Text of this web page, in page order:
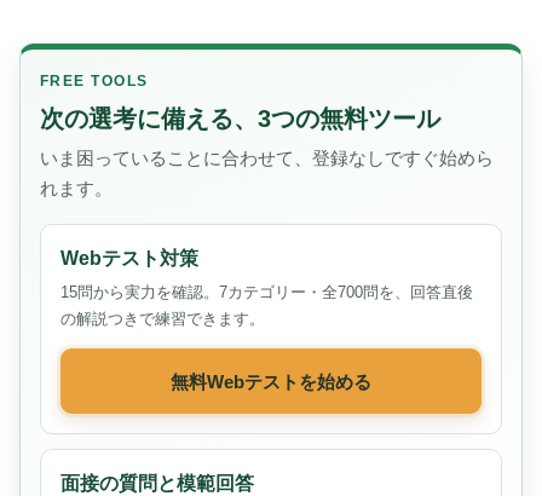
FREE TOOLS
次の選考に備える、3つの無料ツール
いま困っていることに合わせて、登録なしですぐ始めら
れます。
Webテスト対策
15問から実力を確認。7カテゴリー・全700問を、回答直後
の解説つきで練習できます。
無料Webテストを始める
面接の質問と模範回答